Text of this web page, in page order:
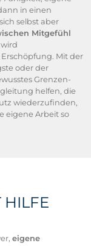
in einen
selbst aber
Mitgefühl
Mit der
oder der
Grenzen-
helfen, die
wiederzufinden,
eigene Arbeit so
HILFE
eigene